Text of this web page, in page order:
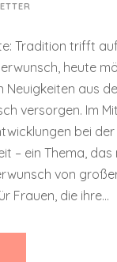
Tradition trifft
heute
Neuigkeiten aus
versorgen. Im
bei
– ein Thema,
von
Frauen, die ihre...